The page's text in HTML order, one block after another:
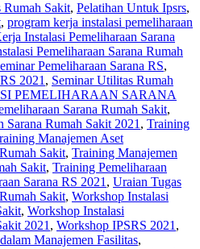
Rumah Sakit, Pelatihan Untuk Ipsrs,
, program kerja instalasi pemeliharaan
Instalasi Pemeliharaan Sarana
Pemeliharaan Sarana Rumah
Pemeliharaan Sarana RS,
2021 , Seminar Utilitas Rumah
PEMELIHARAAN SARANA
Sarana Rumah Sakit,
Sarana Rumah Sakit 2021 , Training
Manajemen Aset
Sakit, Training Manajemen
Sakit, Training Pemeliharaan
Sarana RS 2021 , Uraian Tugas
Sakit, Workshop Instalasi
, Workshop Instalasi
2021 , Workshop IPSRS 2021 ,
Manajemen Fasilitas,